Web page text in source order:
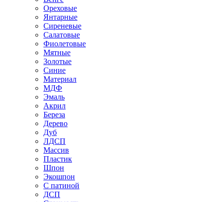
Ореховые
Янтарные
Сиреневые
Салатовые
Фиолетовые
Мятные
Золотые
Синие
Материал
МДФ
Эмаль
Акрил
Береза
Дерево
Дуб
ЛДСП
Массив
Пластик
Шпон
Экошпон
С патиной
ДСП